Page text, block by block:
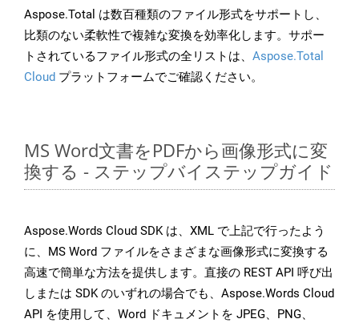
Aspose.Total は数百種類のファイル形式をサポートし、
比類のない柔軟性で複雑な変換を効率化します。サポー
トされているファイル形式の全リストは、 Aspose.Total
Cloud プラットフォームでご確認ください。
MS Word文書をPDFから画像形式に変
換する - ステップバイステップガイド
Aspose.Words Cloud SDK は、XML で上記で行ったよう
に、MS Word ファイルをさまざまな画像形式に変換する
高速で簡単な方法を提供します。直接の REST API 呼び出
しまたは SDK のいずれの場合でも、Aspose.Words Cloud
API を使用して、Word ドキュメントを JPEG、PNG、